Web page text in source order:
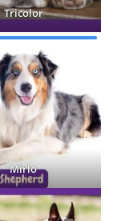
Tricolor
Mirlo